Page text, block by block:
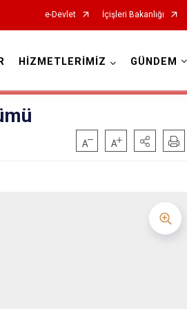
e-Devlet İçişleri Bakanlığı
Saray
HİZMETLERİMİZ GÜNDEM